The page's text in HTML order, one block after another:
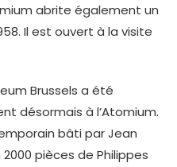
abrite également un
Il est ouvert à la visite
Brussels a été
désormais à l’Atomium.
bâti par Jean
pièces de Philippes